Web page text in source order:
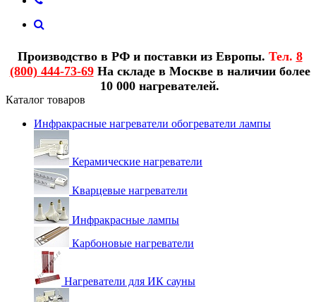
Производство в РФ и поставки из Европы. Тел. 8
(800) 444-73-69На складе в Москве в наличии более
10 000 нагревателей.
Каталог товаров
Инфракрасные нагреватели обогреватели лампы
Керамические нагреватели
Кварцевые нагреватели
Инфракрасные лампы
Карбоновые нагреватели
Нагреватели для ИК сауны